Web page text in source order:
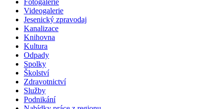
Videogalerie
Jesenický zpravodaj
Kanalizace
Knihovna
Kultura
Odpady
Spolky
Školství
Zdravotnictví
Služby
Podnikání